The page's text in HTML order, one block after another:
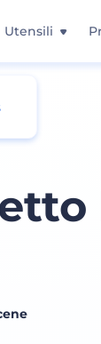
Utensili